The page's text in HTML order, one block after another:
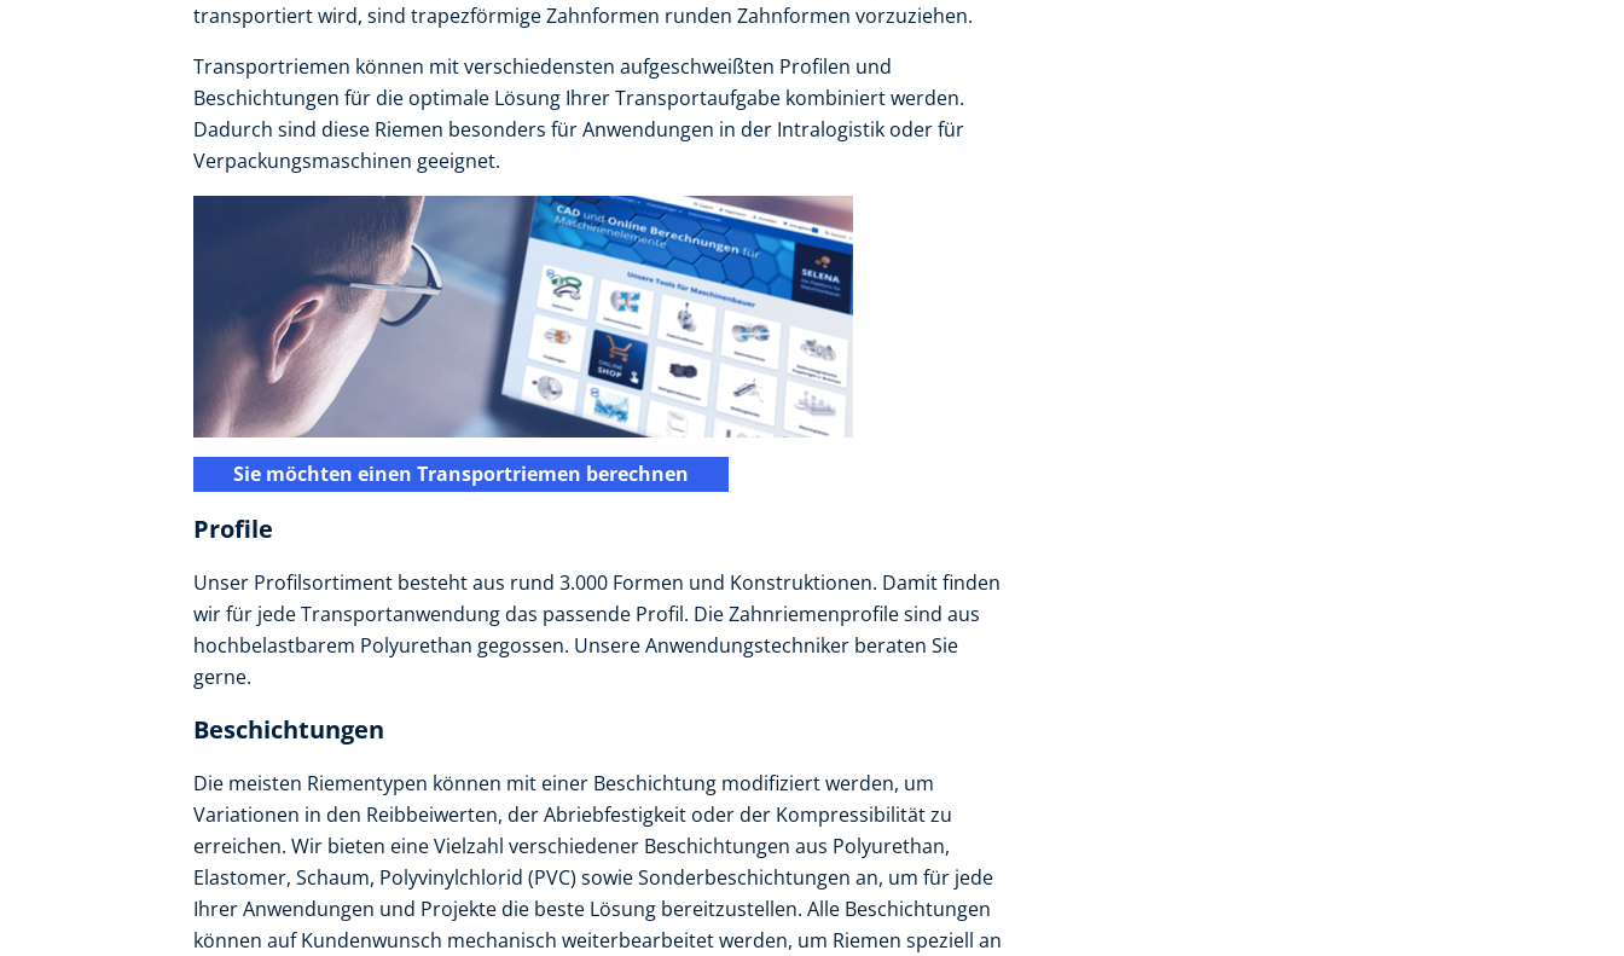
transportiert wird, sind trapezförmige Zahnformen runden Zahnformen vorzuziehen.
Transportriemen können mit verschiedensten aufgeschweißten Profilen und
Beschichtungen für die optimale Lösung Ihrer Transportaufgabe kombiniert werden.
Dadurch sind diese Riemen besonders für Anwendungen in der Intralogistik oder für
Verpackungsmaschinen geeignet.
Sie möchten einen Transportriemen berechnen
Profile
Unser Profilsortiment besteht aus rund 3.000 Formen und Konstruktionen. Damit finden
wir für jede Transportanwendung das passende Profil. Die Zahnriemenprofile sind aus
hochbelastbarem Polyurethan gegossen. Unsere Anwendungstechniker beraten Sie
gerne.
Beschichtungen
Die meisten Riementypen können mit einer Beschichtung modifiziert werden, um
Variationen in den Reibbeiwerten, der Abriebfestigkeit oder der Kompressibilität zu
erreichen. Wir bieten eine Vielzahl verschiedener Beschichtungen aus Polyurethan,
Elastomer, Schaum, Polyvinylchlorid (PVC) sowie Sonderbeschichtungen an, um für jede
Ihrer Anwendungen und Projekte die beste Lösung bereitzustellen. Alle Beschichtungen
können auf Kundenwunsch mechanisch weiterbearbeitet werden, um Riemen speziell an